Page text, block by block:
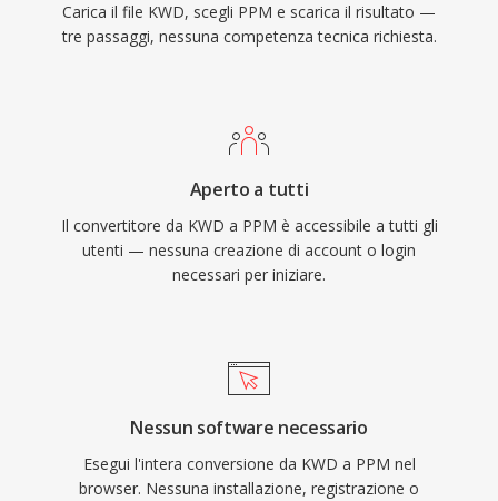
Carica il file KWD, scegli PPM e scarica il risultato —
tre passaggi, nessuna competenza tecnica richiesta.
Aperto a tutti
Il convertitore da KWD a PPM è accessibile a tutti gli
utenti — nessuna creazione di account o login
necessari per iniziare.
Nessun software necessario
Esegui l'intera conversione da KWD a PPM nel
browser. Nessuna installazione, registrazione o